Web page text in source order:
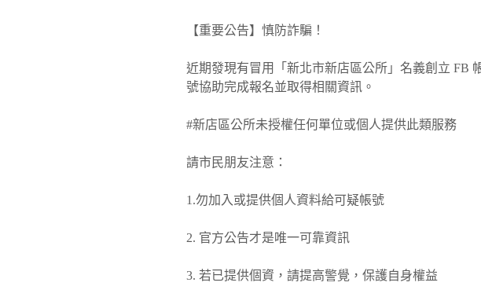
【重要公告】慎防詐騙！
近期發現有冒用「新北市新店區公所」名義創立 FB
號協助完成報名並取得相關資訊。
#新店區公所未授權任何單位或個人提供此類服務
請市民朋友注意：
1.勿加入或提供個人資料給可疑帳號
2. 官方公告才是唯一可靠資訊
3. 若已提供個資，請提高警覺，保護自身權益